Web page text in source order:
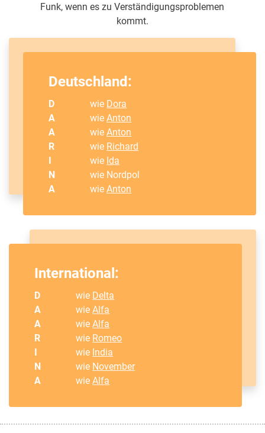
Funk, wenn es zu Verständigungsproblemen
kommt.
Deutschland:
D wie Dora
A
wieAnton
A
wieAnton
R
wie Richard
I
wie Ida
N
wie Nordpol
A
wieAnton
International:
D wie Delta
A
wieAlfa
A
wieAlfa
R
wie Romeo
I
wie India
N
wie November
A
wieAlfa